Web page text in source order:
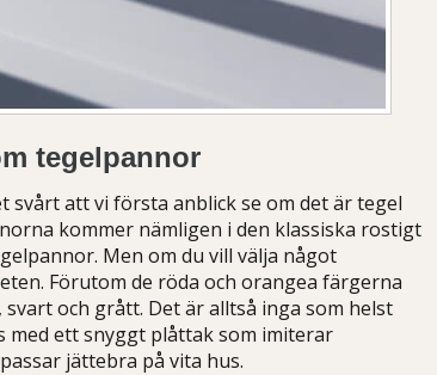
tegelpannor
att vi första anblick se om det är tegel
kommer nämligen i den klassiska rostigt
Men om du vill välja något
Förutom de röda och orangea färgerna
och grått. Det är alltså inga som helst
ett snyggt plåttak som imiterar
jättebra på vita hus.